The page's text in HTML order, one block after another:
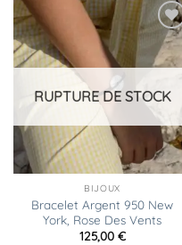
Ajouter
à la
liste
RUPTURE DE STOCK
BIJOUX
Bracelet Argent 950 New
York, Rose Des Vents
125,00 €